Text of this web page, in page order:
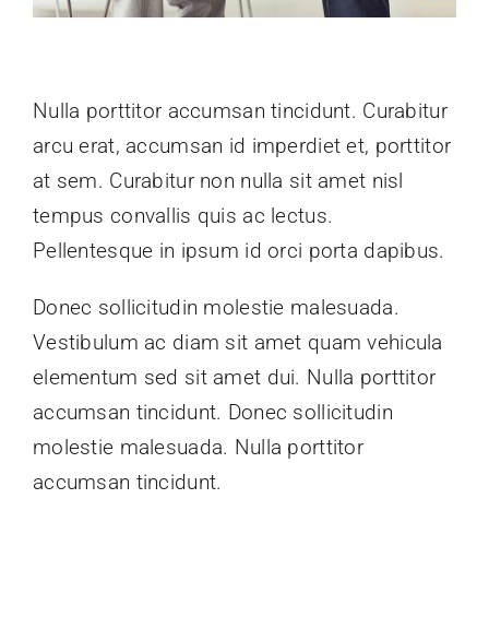
Nulla porttitor accumsan tincidunt. Curabitur
arcu erat, accumsan id imperdiet et, porttitor
at sem. Curabitur non nulla sit amet nisl
tempus convallis quis ac lectus.
Pellentesque in ipsum id orci porta dapibus.
Donec sollicitudin molestie malesuada.
Vestibulum ac diam sit amet quam vehicula
elementum sed sit amet dui. Nulla porttitor
accumsan tincidunt. Donec sollicitudin
molestie malesuada. Nulla porttitor
accumsan tincidunt.